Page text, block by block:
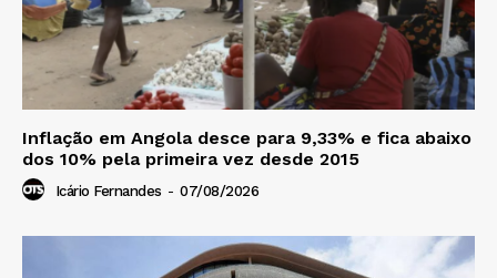
Inflação em Angola desce para 9,33% e fica abaixo
dos 10% pela primeira vez desde 2015
Icário Fernandes - 07/08/2026